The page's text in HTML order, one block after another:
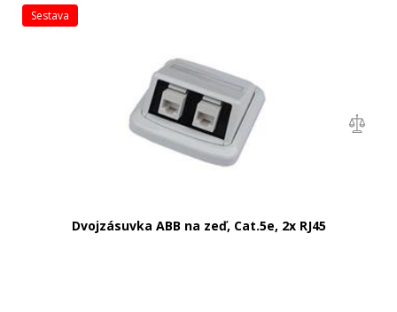
Dvojzásuvka ABB na zeď, Cat.5e, 2x RJ45
sestava